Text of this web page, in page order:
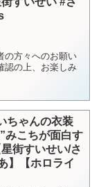
の方々へのお願い
認の上、お楽しみ
ちゃんの衣装
みこちが面白す
街すいせい/さ
】【ホロライ